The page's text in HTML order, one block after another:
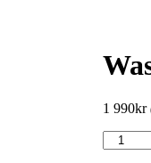
1 990kr
Wash
bottle